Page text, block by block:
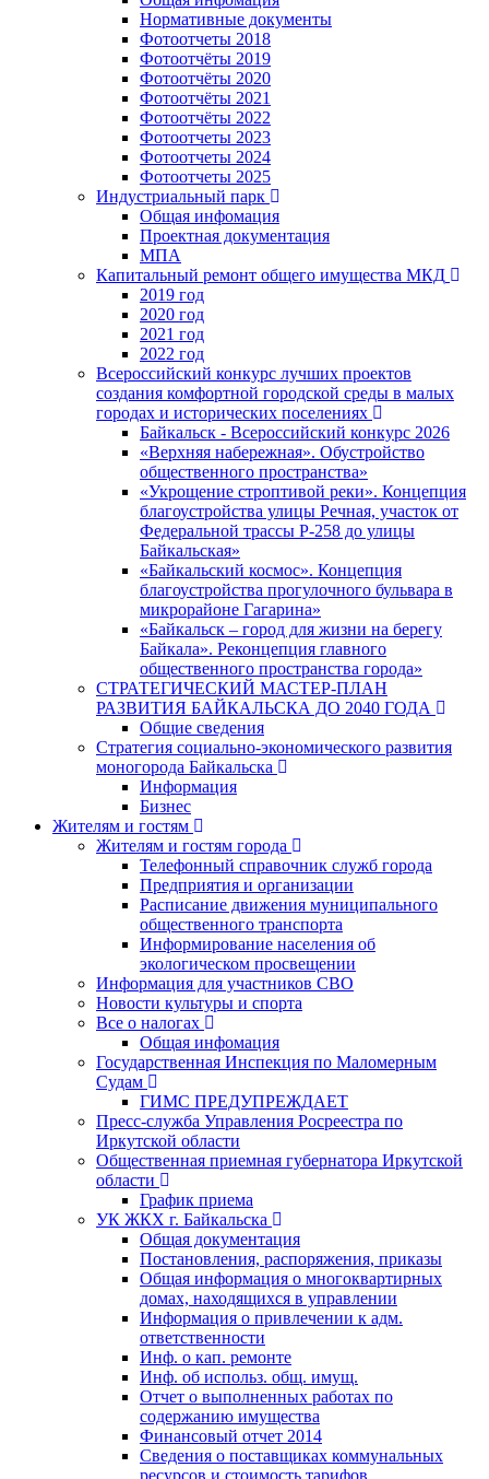
Нормативные документы
Фотоотчеты 2018
Фотоотчёты 2019
Фотоотчёты 2020
Фотоотчёты 2021
Фотоотчёты 2022
Фотоотчеты 2023
Фотоотчеты 2024
Фотоотчеты 2025
Индустриальный парк
Общая инфомация
Проектная документация
МПА
Капитальный ремонт общего имущества МКД
2019 год
2020 год
2021 год
2022 год
Всероссийский конкурс лучших проектов
создания комфортной городской среды в малых
городах и исторических поселениях
Байкальск - Всероссийский конкурс 2026
«Верхняя набережная». Обустройство
общественного пространства»
«Укрощение строптивой реки». Концепция
благоустройства улицы Речная, участок от
Федеральной трассы Р-258 до улицы
Байкальская»
«Байкальский космос». Концепция
благоустройства прогулочного бульвара в
микрорайоне Гагарина»
«Байкальск – город для жизни на берегу
Байкала». Реконцепция главного
общественного пространства города»
СТРАТЕГИЧЕСКИЙ МАСТЕР-ПЛАН
РАЗВИТИЯ БАЙКАЛЬСКА ДО 2040 ГОДА
Общие сведения
Стратегия социально-экономического развития
моногорода Байкальска
Информация
Бизнес
Жителям и гостям
Жителям и гостям города
Телефонный справочник служб города
Предприятия и организации
Расписание движения муниципального
общественного транспорта
Информирование населения об
экологическом просвещении
Информация для участников СВО
Новости культуры и спорта
Все о налогах
Общая инфомация
Государственная Инспекция по Маломерным
Судам
ГИМС ПРЕДУПРЕЖДАЕТ
Пресс-служба Управления Росреестра по
Иркутской области
Общественная приемная губернатора Иркутской
области
График приема
УК ЖКХ г. Байкальска
Общая документация
Постановления, распоряжения, приказы
Общая информация о многоквартирных
домах, находящихся в управлении
Информация о привлечении к адм.
ответственности
Инф. о кап. ремонте
Инф. об использ. общ. имущ.
Отчет о выполненных работах по
содержанию имущества
Финансовый отчет 2014
Сведения о поставщиках коммунальных
ресурсов и стоимость тарифов